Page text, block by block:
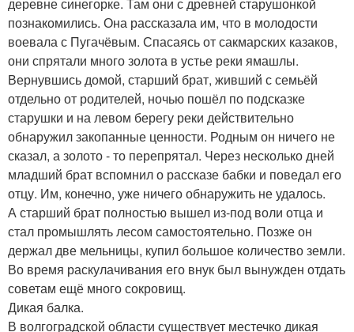
познакомились. Она рассказала им, что в молодости
воевала с Пугачёвым. Спасаясь от сакмарских казаков,
они спрятали много золота в устье реки ямашлы.
Вернувшись домой, старший брат, живший с семьёй
отдельно от родителей, ночью пошёл по подсказке
старушки и на левом берегу реки действительно
обнаружил закопанные ценности. Родным он ничего не
сказал, а золото - то перепрятал. Через несколько дней
младший брат вспомнил о рассказе бабки и поведал его
отцу. Им, конечно, уже ничего обнаружить не удалось.
А старший брат полностью вышел из-под воли отца и
стал промышлять лесом самостоятельно. Позже он
держал две мельницы, купил большое количество земли.
Во время раскулачивания его внук был вынужден отдать
советам ещё много сокровищ.
Дикая балка.
В волгоградской области существует местечко дикая